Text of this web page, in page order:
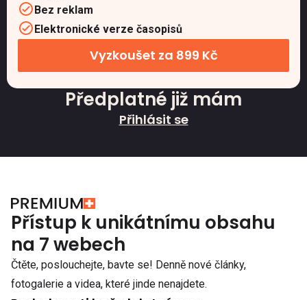
Bez reklam
Elektronické verze časopisů
Vyzkoušet za 899 Kč
Předplatné již mám
Přihlásit se
Přístup k unikátnímu obsahu
na 7 webech
Čtěte, poslouchejte, bavte se! Denně nové články,
fotogalerie a videa, které jinde nenajdete.